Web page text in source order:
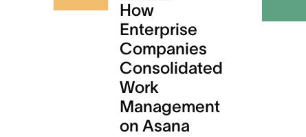
How
Enterprise
Companies
Consolidated
Work
Management
on Asana